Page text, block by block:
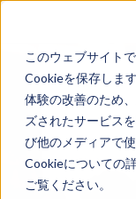
このウェブサイト
Cookieを保存しま
体験の改善のため
ズされたサービス
び他のメディアで
Cookieについての詳
ご覧ください。